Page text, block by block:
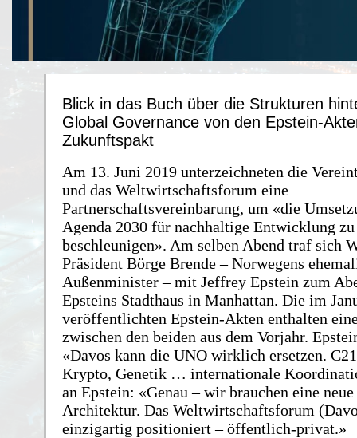
Blick in das Buch über die Strukturen
Global Governance von den
Zukunftspakt
Am 13. Juni 2019 unterzeichneten die
und das Weltwirtschaftsforum eine
Partnerschaftsvereinbarung, um «die
Agenda 2030 für nachhaltige Entwicklung zu
beschleunigen». Am selben Abend traf sich
Präsident Börge Brende – Norwegens
Außenminister – mit Jeffrey Epstein zum
Epsteins Stadthaus in Manhattan. Die im
veröffentlichten Epstein‐​Akten enthalten
zwischen den beiden aus dem Vorjahr.
«Davos kann die UNO wirklich ersetzen.
Krypto, Genetik … internationale
an Epstein: «Genau – wir brauchen eine
Architektur. Das Weltwirtschaftsforum
einzigartig positioniert – öffentlich‐privat.»